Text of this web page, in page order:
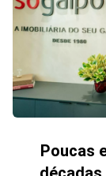
Poucas